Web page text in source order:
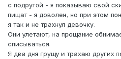
с подругой - я показываю свой
пищат - я доволен, но при этом
я так и не трахнул девочку.
Они улетают, на прощание
списываться.
Я два дня грущу и трахаю других